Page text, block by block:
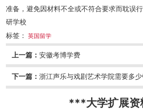
准备，避免因材料不全或不符合要求而耽误
研学校
标签： 英国留学
上一篇： 安徽考博学费
下一篇： 浙江声乐与戏剧艺术学院需要多
***大学扩展资